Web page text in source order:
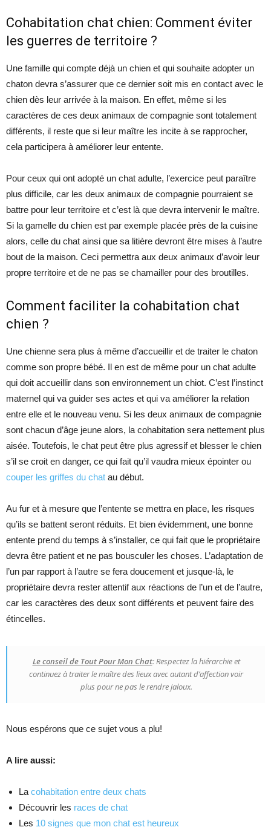
Cohabitation chat chien: Comment éviter
les guerres de territoire ?
Une famille qui compte déjà un chien et qui souhaite adopter un
chaton devra s’assurer que ce dernier soit mis en contact avec le
chien dès leur arrivée à la maison. En effet, même si les
caractères de ces deux animaux de compagnie sont totalement
différents, il reste que si leur maître les incite à se rapprocher,
cela participera à améliorer leur entente.
Pour ceux qui ont adopté un chat adulte, l’exercice peut paraître
plus difficile, car les deux animaux de compagnie pourraient se
battre pour leur territoire et c’est là que devra intervenir le maître.
Si la gamelle du chien est par exemple placée près de la cuisine
alors, celle du chat ainsi que sa litière devront être mises à l’autre
bout de la maison. Ceci permettra aux deux animaux d’avoir leur
propre territoire et de ne pas se chamailler pour des broutilles.
Comment faciliter la cohabitation chat
chien ?
Une chienne sera plus à même d’accueillir et de traiter le chaton
comme son propre bébé. Il en est de même pour un chat adulte
qui doit accueillir dans son environnement un chiot. C’est l’instinct
maternel qui va guider ses actes et qui va améliorer la relation
entre elle et le nouveau venu. Si les deux animaux de compagnie
sont chacun d’âge jeune alors, la cohabitation sera nettement plus
aisée. Toutefois, le chat peut être plus agressif et blesser le chien
s’il se croit en danger, ce qui fait qu’il vaudra mieux épointer ou
couper les griffes du chat au début.
Au fur et à mesure que l’entente se mettra en place, les risques
qu’ils se battent seront réduits. Et bien évidemment, une bonne
entente prend du temps à s’installer, ce qui fait que le propriétaire
devra être patient et ne pas bousculer les choses. L’adaptation de
l’un par rapport à l’autre se fera doucement et jusque-là, le
propriétaire devra rester attentif aux réactions de l’un et de l’autre,
car les caractères des deux sont différents et peuvent faire des
étincelles.
Le conseil de Tout Pour Mon Chat: Respectez la hiérarchie et
continuez à traiter le maître des lieux avec autant d’affection voir
plus pour ne pas le rendre jaloux.
Nous espérons que ce sujet vous a plu!
A lire aussi:
La cohabitation entre deux chats
Découvrir les races de chat
Les 10 signes que mon chat est heureux